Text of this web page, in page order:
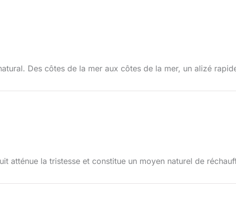
Des côtes de la mer aux côtes de la mer, un alizé
atténue la tristesse et constitue un moyen naturel de